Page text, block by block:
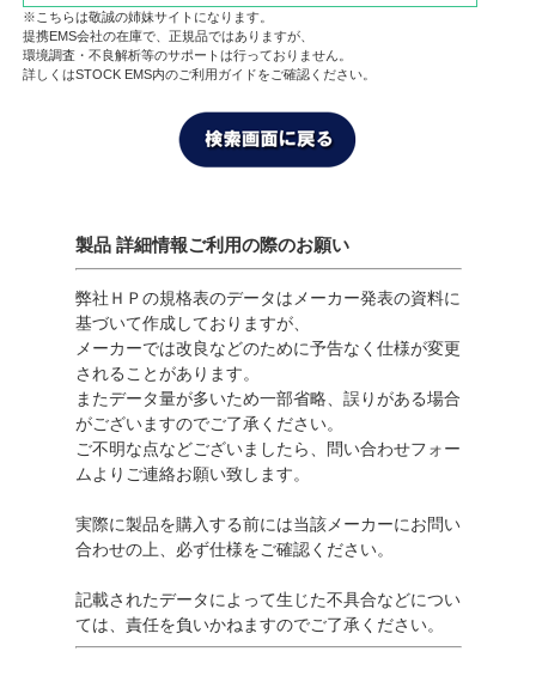
※こちらは敬誠の姉妹サイトになります。
提携EMS会社の在庫で、正規品ではありますが、
環境調査・不良解析等のサポートは行っておりません。
詳しくはSTOCK EMS内のご利用ガイドをご確認ください。
製品 詳細情報ご利用の際のお願い
弊社ＨＰの規格表のデータはメーカー発表の資料に
基づいて作成しておりますが、
メーカーでは改良などのために予告なく仕様が変更
されることがあります。
またデータ量が多いため一部省略、誤りがある場合
がございますのでご了承ください。
ご不明な点などございましたら、問い合わせフォー
ムよりご連絡お願い致します。
実際に製品を購入する前には当該メーカーにお問い
合わせの上、必ず仕様をご確認ください。
記載されたデータによって生じた不具合などについ
ては、責任を負いかねますのでご了承ください。